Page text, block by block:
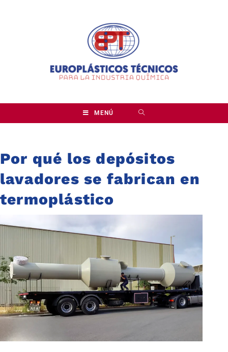
MENÚ
Por qué los depósitos
lavadores se fabrican en
termoplástico